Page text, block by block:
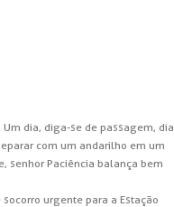
dia, diga-se de passagem, dia
com um andarilho em um
senhor Paciência balança bem
urgente para a Estação